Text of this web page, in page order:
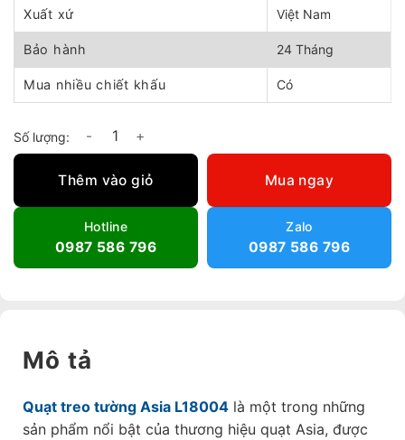
Xuất xứ Việt Nam
Bảo hành 24 Tháng
Mua nhiều chiết khấu Có
Quạt Treo Tường Asia L18004 số lượng
Thêm vào giỏ Mua ngay
Hotline
0987 586 796
Zalo
0987 586 796
Mô tả
Quạt treo tường Asia L18004 là một trong những
sản phẩm nổi bật của thương hiệu quạt Asia, được